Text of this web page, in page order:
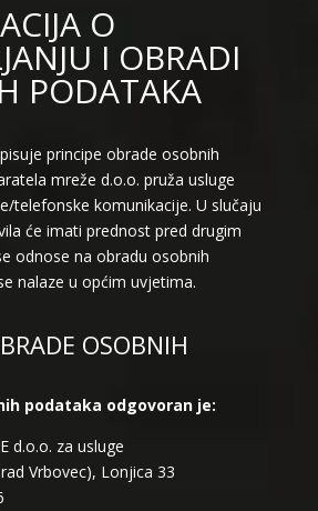
O
I OBRADI
PODATAKA
principe obrade osobnih
mreže d.o.o. pruža usluge
telefonske komunikacije. U slučaju
će imati prednost pred drugim
odnose na obradu osobnih
nalaze u općim uvjetima.
OSOBNIH
podataka odgovoran je:
d.o.o. za usluge
Vrbovec), Lonjica 33